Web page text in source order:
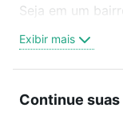
Seja em um
oferta ideal de
em Vila
videochamada,
Exibir mais
Continue suas